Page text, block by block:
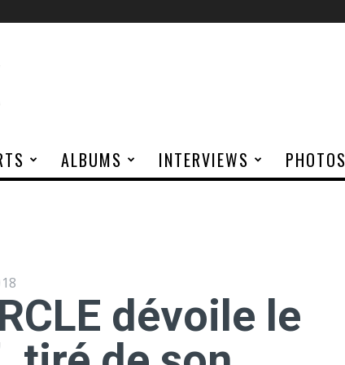
ALBUMS INTERVIEWS PHOTOS
dévoile le